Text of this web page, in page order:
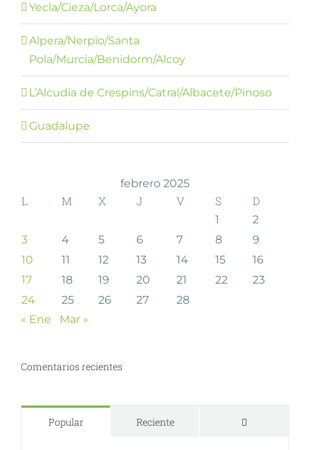
Yecla/Cieza/Lorca/Ayora
Alpera/Nerpio/Santa
Pola/Murcia/Benidorm/Alcoy
L’Alcudia de Crespins/Catral/Albacete/Pinoso
Guadalupe
febrero 2025
L M X J V S D
1
2
3
4 5 6 7 8
9
10
11 12 13 14 15
16
17
18 19 20 21 22
23
24
25 26 27
28
« Ene
Mar »
Comentarios recientes
Popular Reciente